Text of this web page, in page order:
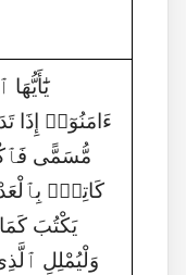
ءَامَنُوٓا۟ إِذَا
مُّسَمًّى
كَاتِبٌۢ
يَكْتُبَ
وَلْيُمْلِلِ